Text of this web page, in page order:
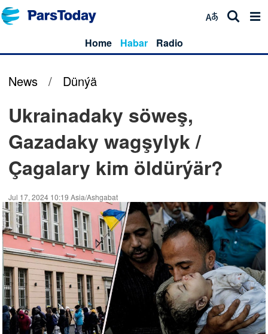
Home Habar Radio
News / Dünýä
Ukrainadaky söweş,
Gazadaky wagşylyk /
Çagalary kim öldürýär?
Jul 17, 2024 10:19 Asia/Ashgabat